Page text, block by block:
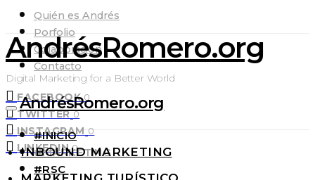
Quién es Andrés
Porfolio
Colaboración
Contacto
FACEBOOK 0
TWITTER 0
INSTAGRAM 0
LINKEDIN 0
AndrésRomero.org
Digital Marketing for a Better World
AndrésRomero.org
#INICIO
#MARKETING
#RSC
INBOUND MARKETING